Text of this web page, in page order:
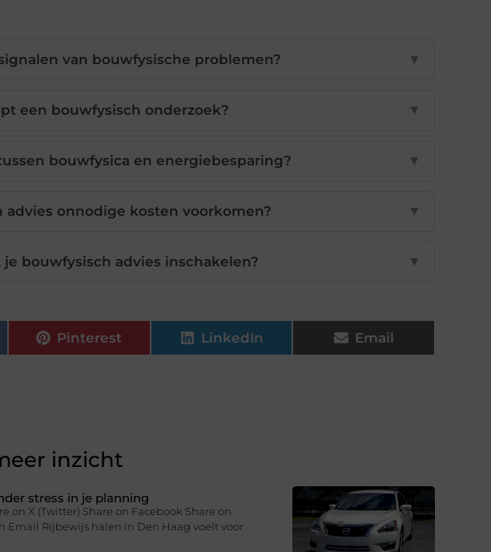
van bouwfysische problemen? ▼
een bouwfysisch onderzoek? ▼
bouwfysica en energiebesparing? ▼
advies onnodige kosten voorkomen? ▼
bouwfysisch advies inschakelen? ▼
Pinterest LinkedIn Email
inzicht
stress in je planning
on X (Twitter) Share on Facebook Share on
Email Rijbewijs halen in Den Haag voelt voor